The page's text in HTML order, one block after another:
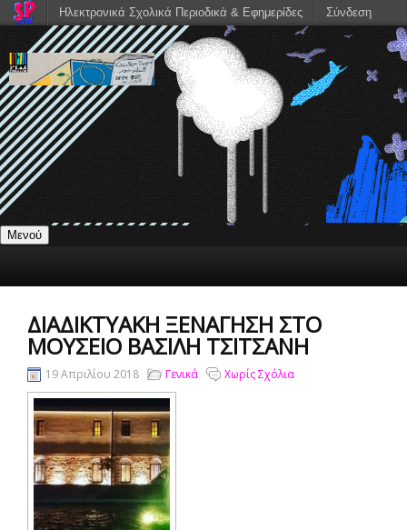
Μενού
ΔΙΑΔΙΚΤΥΑΚΉ ΞΕΝΆΓΗΣΗ ΣΤΟ
ΜΟΥΣΕΊΟ ΒΑΣΊΛΗ ΤΣΙΤΣΆΝΗ
19 Απριλίου 2018 Γενικά Χωρίς Σχόλια
Ηλεκτρονικά Σχολικά Περιοδικά & Εφημερίδες Σύνδεση